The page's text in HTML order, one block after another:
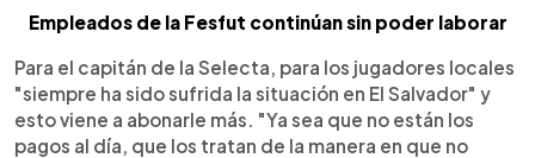
Empleados de la Fesfut continúan sin poder laborar
Para el capitán de la Selecta, para los jugadores locales
"siempre ha sido sufrida la situación en El Salvador" y
esto viene a abonarle más. "Ya sea que no están los
pagos al día, que los tratan de la manera en que no